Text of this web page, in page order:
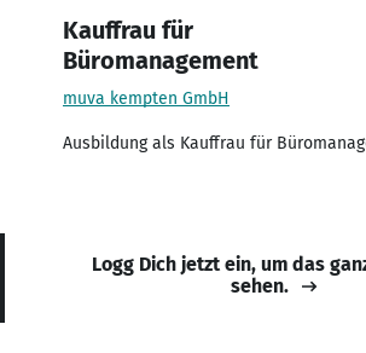
Kauffrau für
Büromanagement
muva kempten GmbH
Ausbildung als Kauffrau für
Logg Dich jetzt ein, um das
sehen.